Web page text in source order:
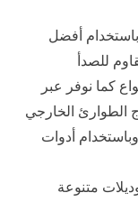
أفضل
للصدأ
كما نوفر عبر
الطوارئ الخارجي
أدوات
متنوعة